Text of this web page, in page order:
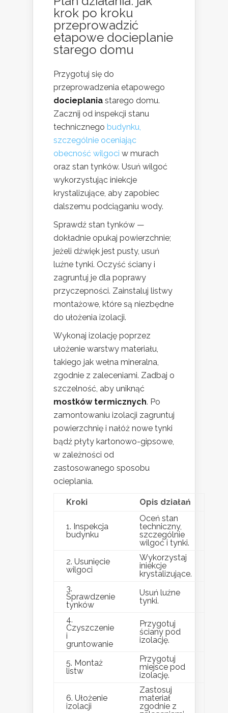
krok po kroku
przeprowadzić
etapowe docieplanie
starego domu
Przygotuj się do
przeprowadzenia etapowego
docieplania starego domu.
Zacznij od inspekcji stanu
technicznego budynku,
szczególnie oceniając
obecność wilgoci w murach
oraz stan tynków. Usuń wilgoć
wykorzystując iniekcje
krystalizujące, aby zapobiec
dalszemu podciąganiu wody.
Sprawdź stan tynków —
dokładnie opukaj powierzchnie;
jeżeli dźwięk jest pusty, usuń
luźne tynki. Oczyść ściany i
zagruntuj je dla poprawy
przyczepności. Zainstaluj listwy
montażowe, które są niezbędne
do ułożenia izolacji.
Wykonaj izolację poprzez
ułożenie warstwy materiału,
takiego jak wełna mineralna,
zgodnie z zaleceniami. Zadbaj o
szczelność, aby uniknąć
mostków termicznych. Po
zamontowaniu izolacji zagruntuj
powierzchnię i nałóż nowe tynki
bądź płyty kartonowo-gipsowe,
w zależności od
zastosowanego sposobu
ocieplania.
Kroki Opis działań
1. Inspekcja
budynku
Oceń stan
techniczny,
szczególnie
wilgoć i tynki.
2. Usunięcie
wilgoci
Wykorzystaj
iniekcje
krystalizujące.
3.
Sprawdzenie
tynków
Usuń luźne
tynki.
4.
Czyszczenie
i
gruntowanie
Przygotuj
ściany pod
izolację.
5. Montaż
listw
Przygotuj
miejsce pod
izolację.
6. Ułożenie
izolacji
Zastosuj
materiał
zgodnie z